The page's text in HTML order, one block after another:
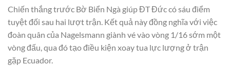
Chiến thắng trước Bờ Biển Ngà giúp ĐT Đức có sáu điểm
tuyệt đối sau hai lượt trận. Kết quả này đồng nghĩa với việc
đoàn quân của Nagelsmann giành vé vào vòng 1/16 sớm một
vòng đấu, qua đó tạo điều kiện xoay tua lực lượng ở trận
gặp Ecuador.